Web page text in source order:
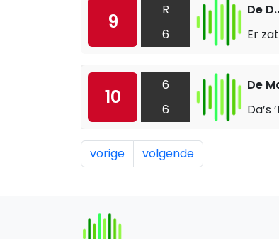
9
R
6
De
Er
10
6
6
De
Da’s
vorige volgende